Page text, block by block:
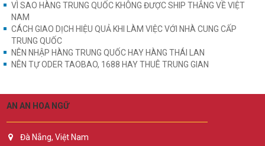
VÌ SAO HÀNG TRUNG QUỐC KHÔNG ĐƯỢC SHIP THẲNG VỀ VIỆT
NAM
CÁCH GIAO DỊCH HIỆU QUẢ KHI LÀM VIỆC VỚI NHÀ CUNG CẤP
TRUNG QUỐC
NÊN NHẬP HÀNG TRUNG QUỐC HAY HÀNG THÁI LAN
NÊN TỰ ODER TAOBAO, 1688 HAY THUÊ TRUNG GIAN
AN AN HOA NGỮ
Đà Nẵng, Việt Nam